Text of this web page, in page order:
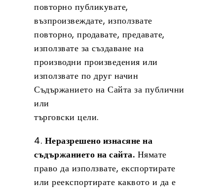
повторно публикувате,
възпроизвеждате, използвате
повторно, продавате, предавате,
използвате за създаване на
производни произведения или
използвате по друг начин
Съдържанието на Сайта за публични
или
търговски цели.
4. Неразрешено изнасяне на
съдържанието на сайта. Нямате
право да използвате, експортирате
или реекспортирате каквото и да е